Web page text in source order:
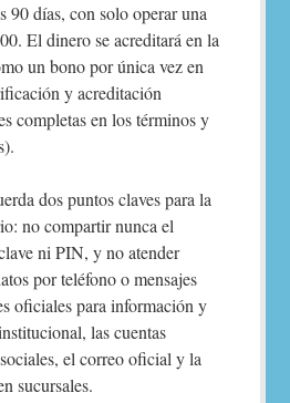
90 días, con solo operar una
El dinero se acreditará en la
un bono por única vez en
y acreditación
completas en los términos y
dos puntos claves para la
no compartir nunca el
ni PIN, y no atender
por teléfono o mensajes
oficiales para información y
las cuentas
el correo oficial y la
sucursales.